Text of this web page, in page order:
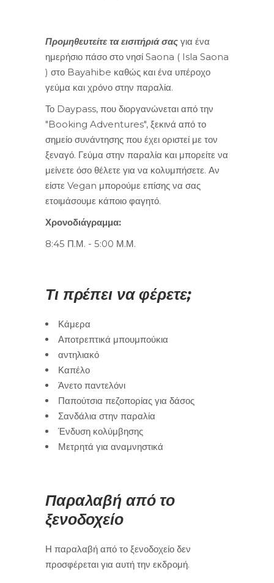
Προμηθευτείτε τα εισιτήριά σας για ένα
ημερήσιο πάσο στο νησί Saona ( Isla Saona
) στο Bayahibe καθώς και ένα υπέροχο
γεύμα και χρόνο στην παραλία.
Το Daypass, που διοργανώνεται από την
"Booking Adventures", ξεκινά από το
σημείο συνάντησης που έχει οριστεί με τον
ξεναγό. Γεύμα στην παραλία και μπορείτε να
μείνετε όσο θέλετε για να κολυμπήσετε. Αν
είστε Vegan μπορούμε επίσης να σας
ετοιμάσουμε κάποιο φαγητό.
Χρονοδιάγραμμα:
8:45 Π.Μ. - 5:00 Μ.Μ.
Τι πρέπει να φέρετε;
Κάμερα
Αποτρεπτικά μπουμπούκια
αντηλιακό
Καπέλο
Άνετο παντελόνι
Παπούτσια πεζοπορίας για δάσος
Σανδάλια στην παραλία
Ένδυση κολύμβησης
Μετρητά για αναμνηστικά
Παραλαβή από το
ξενοδοχείο
Η παραλαβή από το ξενοδοχείο δεν
προσφέρεται για αυτή την εκδρομή.